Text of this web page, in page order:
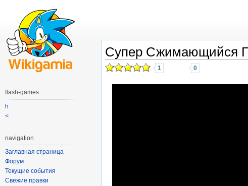
Супер Сжимающийся
1 0
flash-games
h
<
navigation
Заглавная страница
Форум
Текущие события
Свежие правки